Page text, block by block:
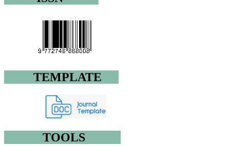
TEMPLATE
TOOLS